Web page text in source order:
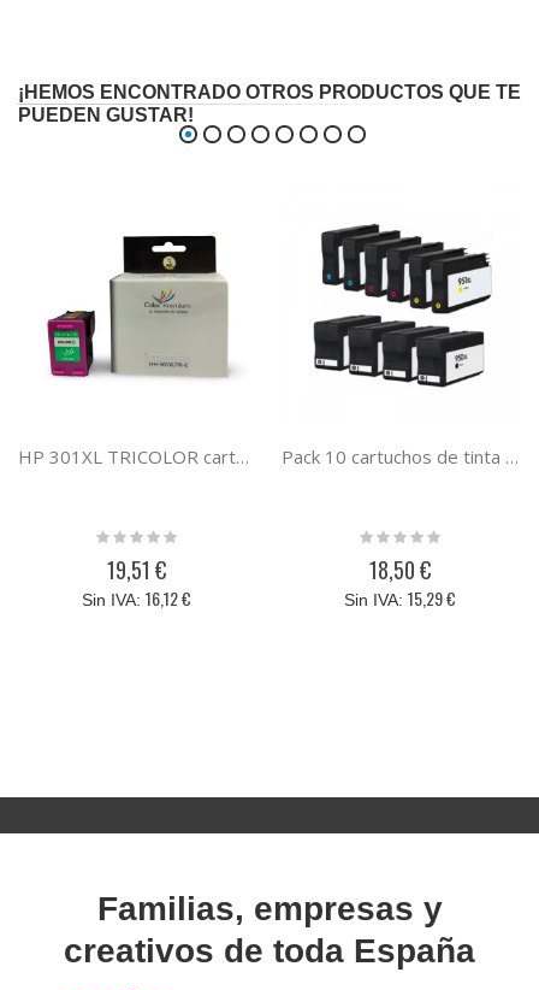
¡HEMOS ENCONTRADO OTROS PRODUCTOS QUE TE
PUEDEN GUSTAR!
HP 301XL TRICOLOR cartucho de tinta compatible sustituye al cartucho original CH562EE / CH564EE
Rating:
19,51 €
16,12 €
Pack 10 cartuchos de tinta reciclado HP 950XL HP 951XL compatible al cartucho original HP C2P43AE
Rating:
18,50 €
15,29 €
Familias, empresas y
creativos de toda España